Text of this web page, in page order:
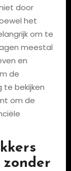
door
het
om te
meestal
en
de
te bekijken
om de